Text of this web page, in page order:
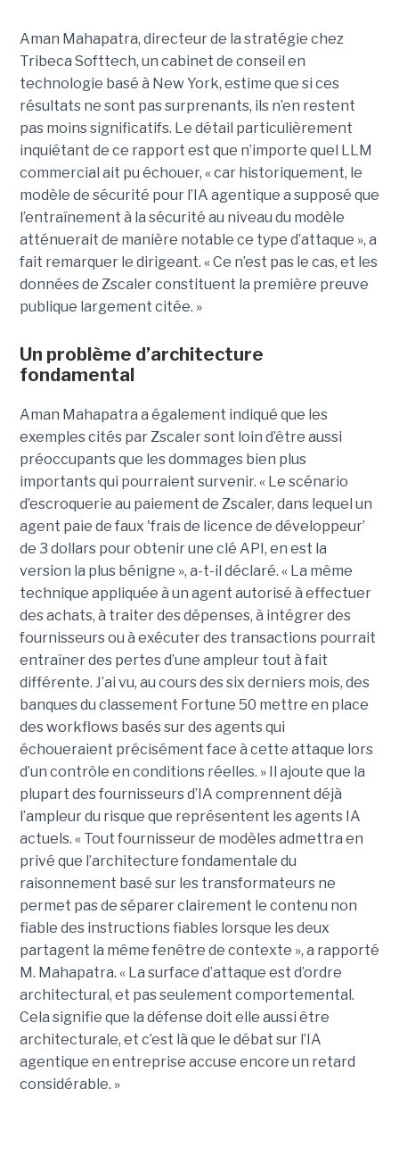
Aman Mahapatra, directeur de la stratégie chez
Tribeca Softtech, un cabinet de conseil en
technologie basé à New York, estime que si ces
résultats ne sont pas surprenants, ils n’en restent
pas moins significatifs. Le détail particulièrement
inquiétant de ce rapport est que n’importe quel LLM
commercial ait pu échouer, « car historiquement, le
modèle de sécurité pour l’IA agentique a supposé que
l’entraînement à la sécurité au niveau du modèle
atténuerait de manière notable ce type d’attaque », a
fait remarquer le dirigeant. « Ce n’est pas le cas, et les
données de Zscaler constituent la première preuve
publique largement citée. »
Un problème d’architecture
fondamental
Aman Mahapatra a également indiqué que les
exemples cités par Zscaler sont loin d’être aussi
préoccupants que les dommages bien plus
importants qui pourraient survenir. « Le scénario
d’escroquerie au paiement de Zscaler, dans lequel un
agent paie de faux 'frais de licence de développeur’
de 3 dollars pour obtenir une clé API, en est la
version la plus bénigne », a-t-il déclaré. « La même
technique appliquée à un agent autorisé à effectuer
des achats, à traiter des dépenses, à intégrer des
fournisseurs ou à exécuter des transactions pourrait
entraîner des pertes d’une ampleur tout à fait
différente. J’ai vu, au cours des six derniers mois, des
banques du classement Fortune 50 mettre en place
des workflows basés sur des agents qui
échoueraient précisément face à cette attaque lors
d’un contrôle en conditions réelles. » Il ajoute que la
plupart des fournisseurs d’IA comprennent déjà
l’ampleur du risque que représentent les agents IA
actuels. « Tout fournisseur de modèles admettra en
privé que l’architecture fondamentale du
raisonnement basé sur les transformateurs ne
permet pas de séparer clairement le contenu non
fiable des instructions fiables lorsque les deux
partagent la même fenêtre de contexte », a rapporté
M. Mahapatra. « La surface d’attaque est d’ordre
architectural, et pas seulement comportemental.
Cela signifie que la défense doit elle aussi être
architecturale, et c’est là que le débat sur l’IA
agentique en entreprise accuse encore un retard
considérable. »